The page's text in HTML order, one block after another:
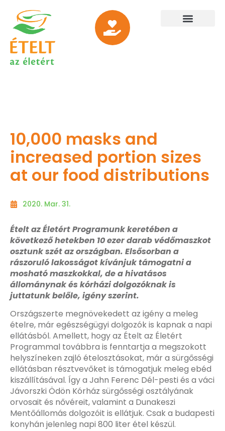
10,000 masks and
increased portion sizes
at our food distributions
2020. Mar. 31.
Ételt az Életért Programunk keretében a
következő hetekben 10 ezer darab védőmaszkot
osztunk szét az országban. Elsősorban a
rászoruló lakosságot kívánjuk támogatni a
mosható maszkokkal, de a hivatásos
állománynak és kórházi dolgozóknak is
juttatunk belőle, igény szerint.
Országszerte megnövekedett az igény a meleg
ételre, már egészségügyi dolgozók is kapnak a napi
ellátásból. Amellett, hogy az Ételt az Életért
Programmal továbbra is fenntartja a megszokott
helyszíneken zajló ételosztásokat, már a sürgősségi
ellátásban résztvevőket is támogatjuk meleg ebéd
kiszállításával. Így a Jahn Ferenc Dél-pesti és a váci
Jávorszki Ödön Kórház sürgősségi osztályának
orvosait és nővéreit, valamint a Dunakeszi
Mentőállomás dolgozóit is ellátjuk. Csak a budapesti
konyhán jelenleg napi 800 liter étel készül.